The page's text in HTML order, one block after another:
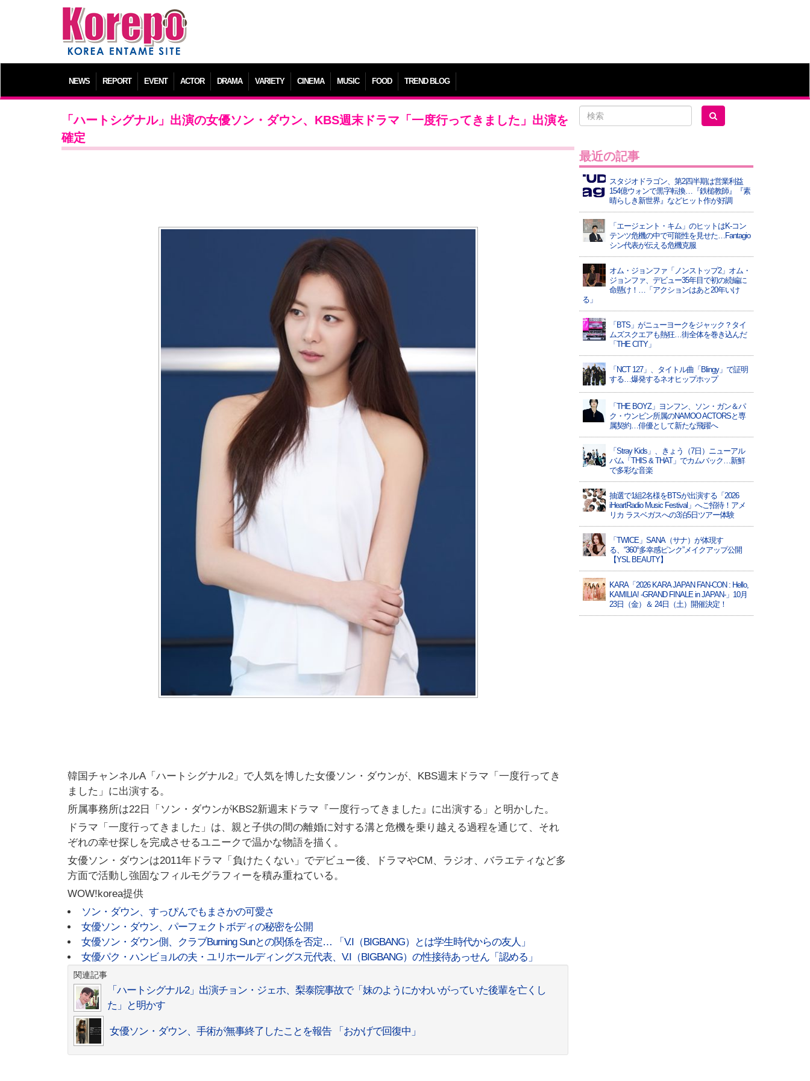
NEWS REPORT EVENT ACTOR DRAMA VARIETY CINEMA MUSIC FOOD TREND BLOG
「ハートシグナル」出演の女優ソン・ダウン、KBS週末ドラマ「一度行ってきました」出演を
確定
韓国チャンネルA「ハートシグナル2」で人気を博した女優ソン・ダウンが、KBS週末ドラマ「一度行ってき
ました」に出演する。
所属事務所は22日「ソン・ダウンがKBS2新週末ドラマ『一度行ってきました』に出演する」と明かした。
ドラマ「一度行ってきました」は、親と子供の間の離婚に対する溝と危機を乗り越える過程を通じて、それ
ぞれの幸せ探しを完成させるユニークで温かな物語を描く。
女優ソン・ダウンは2011年ドラマ「負けたくない」でデビュー後、ドラマやCM、ラジオ、バラエティなど多
方面で活動し強固なフィルモグラフィーを積み重ねている。
WOW!korea提供
ソン・ダウン、すっぴんでもまさかの可愛さ
女優ソン・ダウン、パーフェクトボディの秘密を公開
女優ソン・ダウン側、クラブBurning Sunとの関係を否定… 「V.I（BIGBANG）とは学生時代からの友人」
女優パク・ハンビョルの夫・ユリホールディングス元代表、V.I（BIGBANG）の性接待あっせん「認める」
関連記事
「ハートシグナル2」出演チョン・ジェホ、梨泰院事故で「妹のようにかわいがっていた後輩を亡くし
た」と明かす
女優ソン・ダウン、手術が無事終了したことを報告 「おかげで回復中」
最近の記事
スタジオドラゴン、第2四半期は営業利益
154億ウォンで黒字転換…『鉄槌教師』『素
晴らしき新世界』などヒット作が好調
「エージェント・キム」のヒットはK-コン
テンツ危機の中で可能性を見せた…Fantagio
シン代表が伝える危機克服
オム・ジョンファ「ノンストップ2」オム・
ジョンファ、デビュー35年目で初の続編に
命懸け！…「アクションはあと20年いけ
る」
「BTS」がニューヨークをジャック？タイ
ムズスクエアも熱狂…街全体を巻き込んだ
「THE CITY」
「NCT 127」、タイトル曲「Blingy」で証明
する…爆発するネオヒップホップ
「THE BOYZ」ヨンフン、ソン・ガン＆パ
ク・ウンビン所属のNAMOO ACTORSと専
属契約…俳優として新たな飛躍へ
「Stray Kids」、きょう（7日）ニューアル
バム「THIS & THAT」でカムバック…新鮮
で多彩な音楽
抽選で1組2名様をBTSが出演する「2026
iHeartRadio Music Festival」へご招待！アメ
リカ ラスベガスへの3泊5日ツアー体験
「TWICE」SANA（サナ）が体現す
る、“360°多幸感ピンク”メイクアップ公開
【YSL BEAUTY】
KARA「2026 KARA JAPAN FAN-CON : Hello,
KAMILIA! -GRAND FINALE in JAPAN-」10月
23日（金）＆ 24日（土）開催決定！